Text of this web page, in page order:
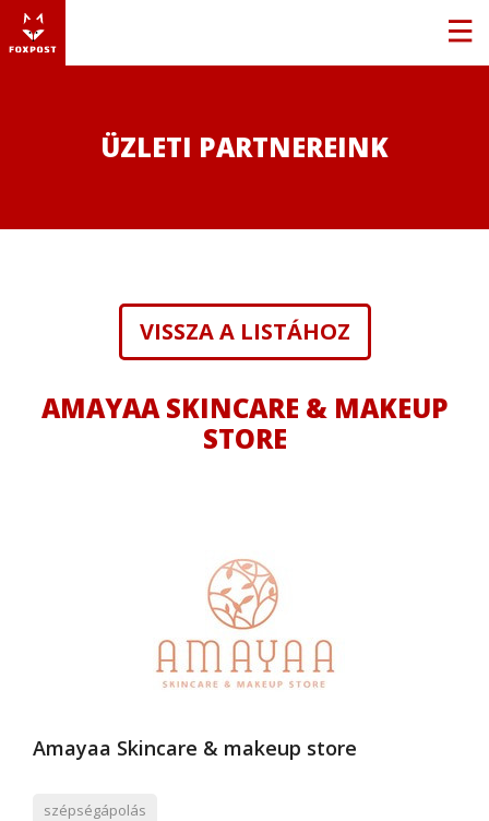
ÜZLETI PARTNEREINK
VISSZA A LISTÁHOZ
AMAYAA SKINCARE & MAKEUP
STORE
Amayaa Skincare & makeup store
szépségápolás